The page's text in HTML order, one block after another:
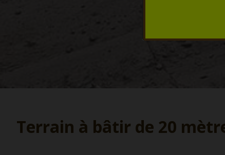
Terrain à bâtir de 20